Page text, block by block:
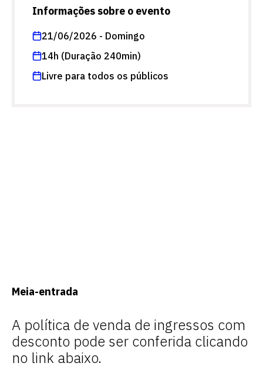
Meia-entrada
A política de venda de ingressos com
desconto pode ser conferida clicando
no link abaixo.
Informações sobre o evento
21/06/2026 - Domingo
14h (Duração 240min)
Livre para todos os públicos